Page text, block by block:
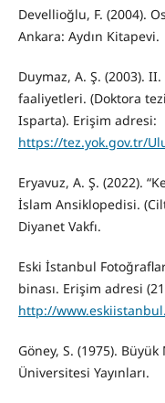
Devellioğlu, F. (2004).
Ankara: Aydın Kitapevi.
Duymaz, A. Ş. (2003).
faaliyetleri. (Doktora
Isparta). Erişim adresi:
https://tez.yok.gov.tr/
Eryavuz, A. Ş. (2022).
İslam Ansiklopedisi.
Diyanet Vakfı.
Eski İstanbul
binası. Erişim adresi
http://
Göney, S. (1975).
Üniversitesi Yayınları.